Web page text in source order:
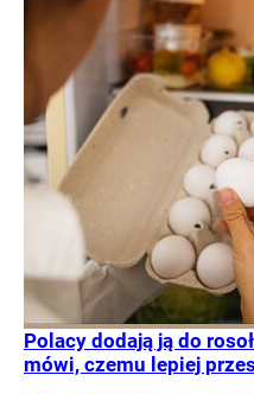
Polacy dodają ją do
mówi, czemu lepiej